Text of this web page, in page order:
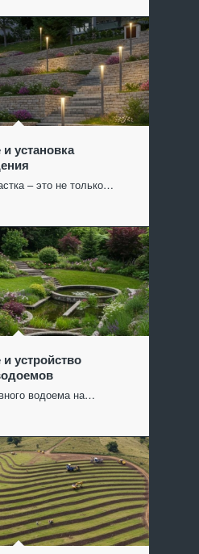
установка
– это не только…
устройство
водоема на…